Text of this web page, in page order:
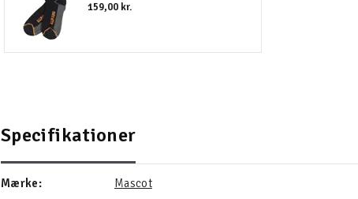
159,00 kr.
Specifikationer
Mærke: Mascot